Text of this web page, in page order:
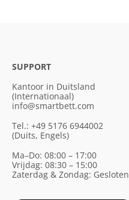
SUPPORT
Kantoor in Duitsland
(Internationaal)
info@smartbett.com
Tel.: +49 5176 6944002
(Duits, Engels)
Ma–Do: 08:00 – 17:00
Vrijdag: 08:30 – 15:00
Zaterdag & Zondag: Gesloten